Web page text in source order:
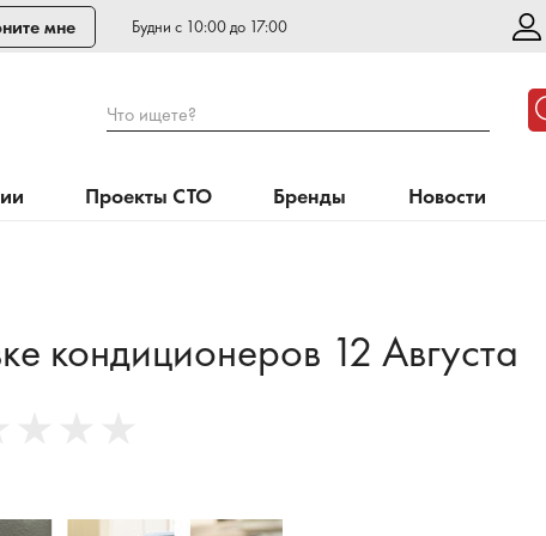
мне Будни с 10:00 до 17:00
Что ищете?
Проекты СТО Бренды Новости
кондиционеров 12 Августа